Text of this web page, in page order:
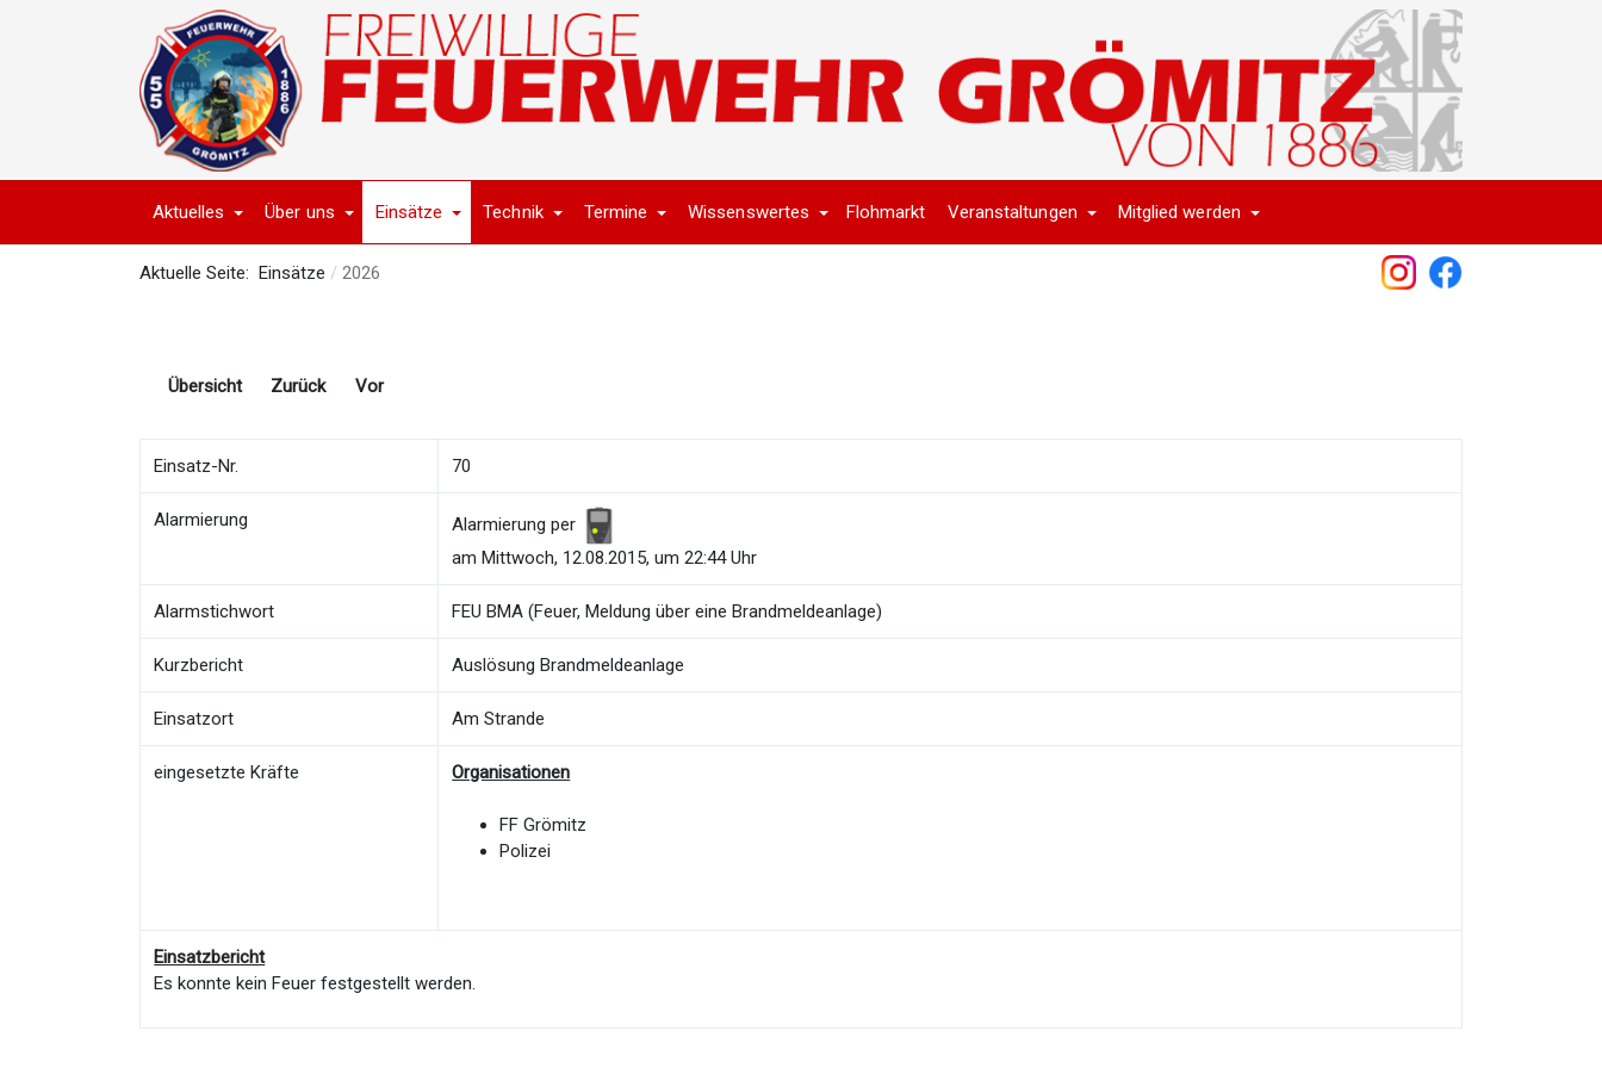
Aktuelles Über uns Einsätze Technik Termine Wissenswertes Flohmarkt Veranstaltungen Mitglied werden
Aktuelle Seite: Einsätze 2026
Übersicht Zurück Vor
Einsatz-Nr. 70
Alarmierung
Alarmierung per
am Mittwoch, 12.08.2015, um 22:44 Uhr
Alarmstichwort FEU BMA (Feuer, Meldung über eine Brandmeldeanlage)
Kurzbericht Auslösung Brandmeldeanlage
Einsatzort Am Strande
eingesetzte Kräfte Organisationen
FF Grömitz
Polizei
Einsatzbericht
Es konnte kein Feuer festgestellt werden.